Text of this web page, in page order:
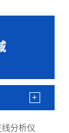
分析仪